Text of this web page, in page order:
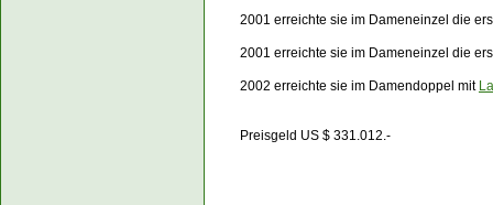
2001 erreichte sie im Dameneinzel die
2001 erreichte sie im Dameneinzel die
2002 erreichte sie im Damendoppel mit
Preisgeld US $ 331.012.-